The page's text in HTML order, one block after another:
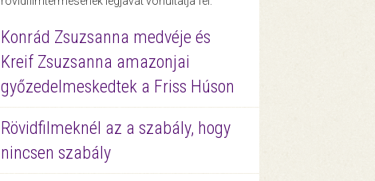
Konrád Zsuzsanna medvéje és
Kreif Zsuzsanna amazonjai
győzedelmeskedtek a Friss Húson
Rövidfilmeknél az a szabály, hogy
nincsen szabály